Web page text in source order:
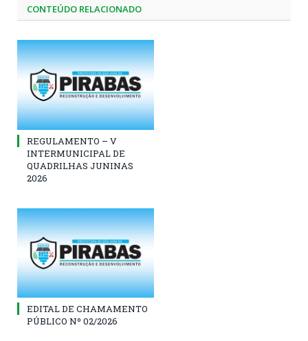
CONTEÚDO RELACIONADO
REGULAMENTO – V
INTERMUNICIPAL DE
QUADRILHAS JUNINAS
2026
EDITAL DE CHAMAMENTO
PÚBLICO Nº 02/2026